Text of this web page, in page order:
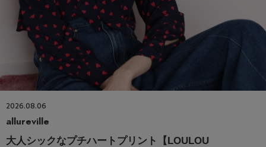
2026.08.06
allureville
大人シックなプチハートプリント【LOULOU